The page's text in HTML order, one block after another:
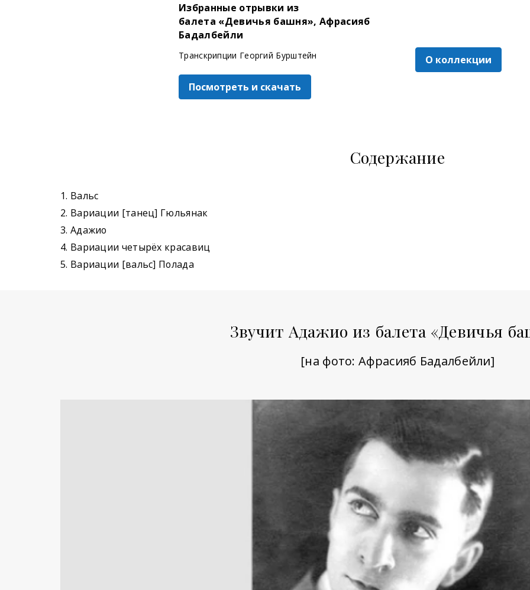
Избранные отрывки из
балета «Девичья башня», Афрасияб
Бадалбейли
Транскрипции Георгий Бурштейн
Посмотреть и скачать
О коллекции
Содержание
1. Вальс
2. Вариации [танец] Гюльянак
3. Адажио
4. Вариации четырёх красавиц
5. Вариации [вальс] Полада
Звучит Адажио из балета «Девичья
[на фото: Афрасияб Бадалбейли]